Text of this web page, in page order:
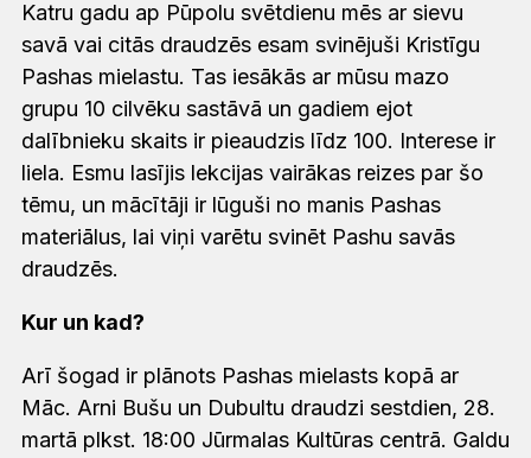
Katru gadu ap Pūpolu svētdienu mēs ar sievu
savā vai citās draudzēs esam svinējuši Kristīgu
Pashas mielastu. Tas iesākās ar mūsu mazo
grupu 10 cilvēku sastāvā un gadiem ejot
dalībnieku skaits ir pieaudzis līdz 100. Interese ir
liela. Esmu lasījis lekcijas vairākas reizes par šo
tēmu, un mācītāji ir lūguši no manis Pashas
materiālus, lai viņi varētu svinēt Pashu savās
draudzēs.
Kur un kad?
Arī šogad ir plānots Pashas mielasts kopā ar
Māc. Arni Bušu un Dubultu draudzi sestdien, 28.
martā plkst. 18:00 Jūrmalas Kultūras centrā. Galdu